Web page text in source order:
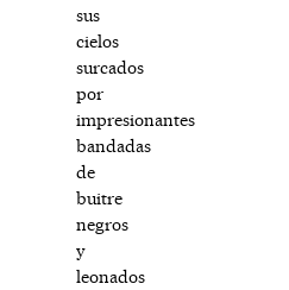
sus
cielos
surcados
por
impresionantes
bandadas
de
buitre
negros
y
leonados